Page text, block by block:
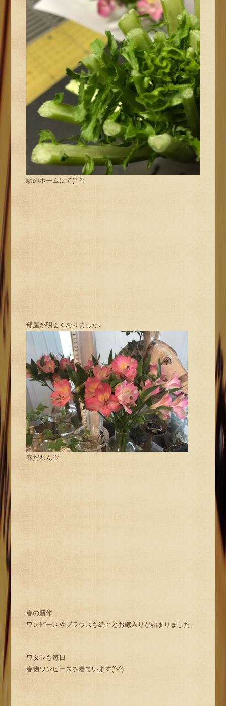
駅のホームにて(^-^;
部屋が明るくなりました♪
春だわん♡
春の新作
ワンピースやブラウスも続々とお嫁入りが始まりました。
ワタシも毎日
春物ワンピースを着ています(^-^)